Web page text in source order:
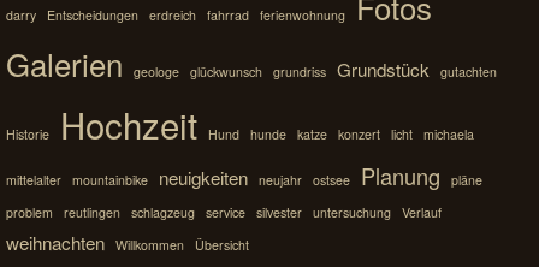
darry Entscheidungen erdreich fahrrad ferienwohnung
Galerien
geologe glückwunsch grundriss Grundstück gutachten
Historie Hochzeit Hund hunde katze konzert licht michaela
mittelalter mountainbike neuigkeiten neujahr ostsee Planung
pläne
problem
reutlingen schlagzeug service silvester untersuchung Verlauf
weihnachten Willkommen Übersicht